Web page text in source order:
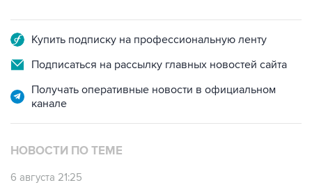
Купить подписку на профессиональную ленту
Подписаться на рассылку главных новостей сайта
Получать оперативные новости в официальном
канале
НОВОСТИ ПО ТЕМЕ
6 августа 21:25